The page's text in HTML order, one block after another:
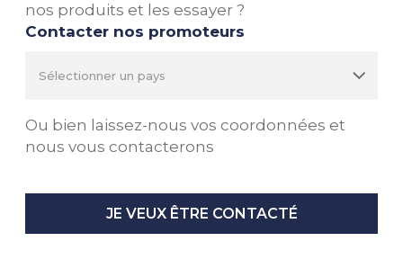
nos produits et les essayer ?
Contacter nos promoteurs
Ou bien laissez-nous vos coordonnées et
nous vous contacterons
JE VEUX ÊTRE CONTACTÉ